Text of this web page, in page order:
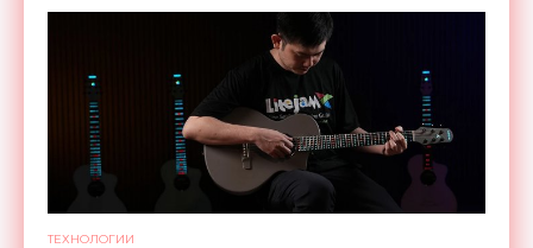
ТЕХНОЛОГИИ